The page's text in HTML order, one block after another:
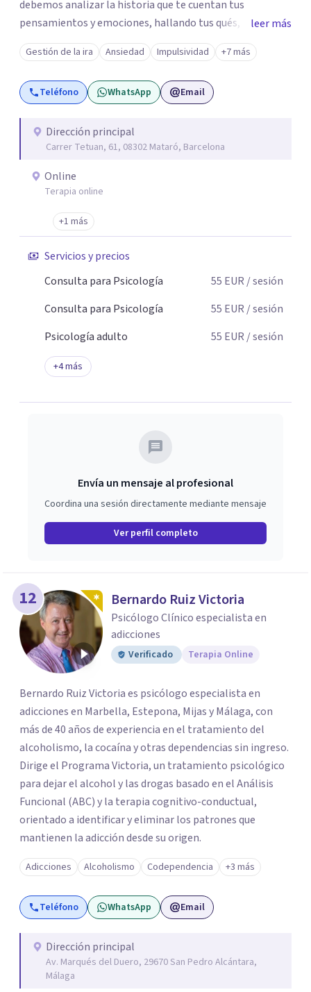
debemos analizar la historia que te cuentan tus
pensamientos y emociones, hallando tus qués, tus
cómos, tus porqués, tus cuándos y tus dóndes a lo largo
de tu vida. Así, podrás desenredar el lío que es vivir, podrás
aceptar quien eres: un ser humano que siente, que piensa
y que hace; un ser que se contradice, que tiene dudas y que
leer más
Gestión de la ira Ansiedad Impulsividad +7 más
Teléfono WhatsApp Email
Dirección principal
Carrer Tetuan, 61, 08302 Mataró, Barcelona
Online
Terapia online
+1 más
Servicios y precios
Consulta para Psicología
55 EUR / sesión
Consulta para Psicología
55 EUR / sesión
Psicología adulto
55 EUR / sesión
+4más
Envía un mensaje al profesional
Coordina una sesión directamente mediante mensaje
Ver perfil completo
12 Bernardo Ruiz Victoria
Psicólogo Clínico especialista en
adicciones
Verificado Terapia Online
Bernardo Ruiz Victoria es psicólogo especialista en
adicciones en Marbella, Estepona, Mijas y Málaga, con
más de 40 años de experiencia en el tratamiento del
alcoholismo, la cocaína y otras dependencias sin ingreso.
Dirige el Programa Victoria, un tratamiento psicológico
para dejar el alcohol y las drogas basado en el Análisis
Funcional (ABC) y la terapia cognitivo-conductual,
orientado a identificar y eliminar los patrones que
mantienen la adicción desde su origen.
Adicciones Alcoholismo Codependencia +3 más
Teléfono WhatsApp Email
Dirección principal
Av. Marqués del Duero, 29670 San Pedro Alcántara,
Málaga